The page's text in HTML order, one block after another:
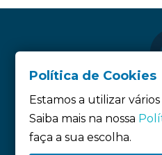
Política de Cookies
Estamos a utilizar
Saiba mais na nossa
faça a sua escolha.